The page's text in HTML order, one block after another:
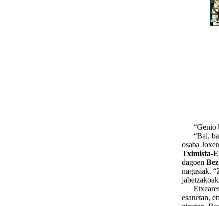
“Genio
“Bai, bai,
osaba
Tximista-
dagoen
nagusiak.
Etxearen
esanetan,